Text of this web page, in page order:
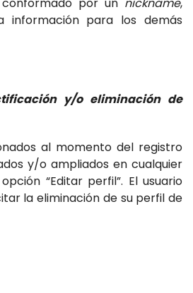
información para los demás
y/o eliminación de
al momento del registro
y/o ampliados en cualquier
“Editar perfil”. El usuario
la eliminación de su perfil de